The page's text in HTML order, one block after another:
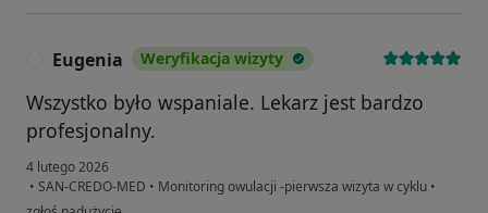
Eugenia Weryfikacja wizyty
Wszystko było wspaniale. Lekarz jest bardzo
profesjonalny.
4 lutego 2026
• SAN-CREDO-MED • Monitoring owulacji -pierwsza wizyta w cyklu •
w opinii użytkownika Eugenia